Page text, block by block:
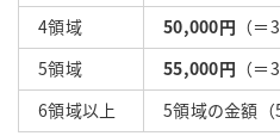
4領域
50,000円 （
5領域
55,000円 （
6領域以上
5領域の金額